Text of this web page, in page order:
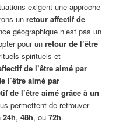
exigent une approche
unretouraffectif de
géographique n’est pas un
pour unretour de l’être
spirituels et
ffectif de l’être aimé par
l’être aimé par
de l’être aimé grâce à un
permettent de retrouver
24h,48h, ou72h.